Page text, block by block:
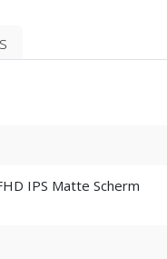
IPS Matte Scherm